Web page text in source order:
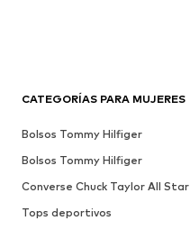
CATEGORÍAS PARA MUJERES
Bolsos Tommy Hilfiger
Bolsos Tommy Hilfiger
Converse Chuck Taylor All Star
Tops deportivos